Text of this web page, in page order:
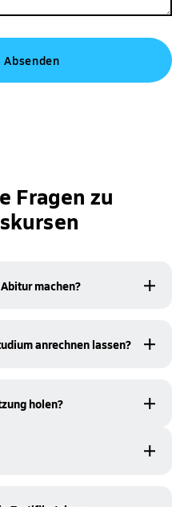
Fragen zu
machen?
anrechnen lassen?
holen?